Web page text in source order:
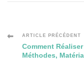
Navigation
des
ARTICLE PRÉCÉDENT
Comment
Méthodes,